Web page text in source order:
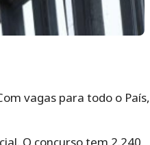
vagas para todo o País,